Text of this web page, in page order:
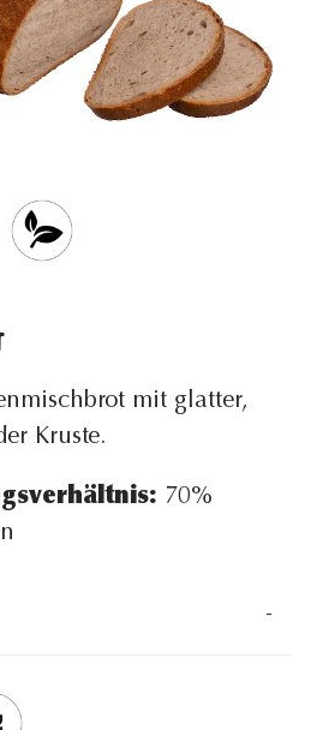
mit glatter,
Kruste.
70%
-